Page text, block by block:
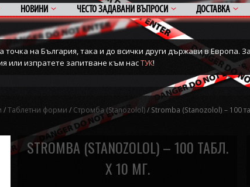
НОВИНИ ЧЕСТО ЗАДАВАНИ ВЪПРОСИ ДОСТАВКА
на България, така и до всички други държави в Европа.
или изпратете запитване към насТУК!
/Таблетни форми / Стромба (Stanozolol)/ Stromba (Stanozolol) – 100
STROMBA (STANOZOLOL) – 100 ТАБЛ.
Х 10 МГ.